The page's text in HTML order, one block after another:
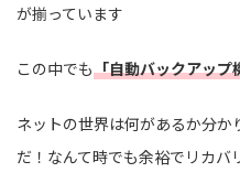
が揃っています
この中でも「自動バックアップ
ネットの世界は何があるか分
だ！なんて時でも余裕でリカバ